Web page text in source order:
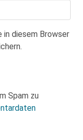
in diesem Browser
Spam zu